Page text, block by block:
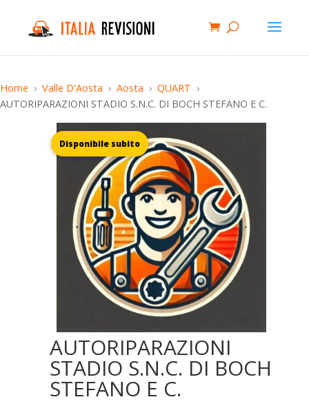
Home Valle D'Aosta Aosta
QUART
AUTORIPARAZIONI STADIO S.N.C. DI BOCH STEFANO E C.
AUTORIPARAZIONI
STADIO S.N.C. DI BOCH
STEFANO E C.